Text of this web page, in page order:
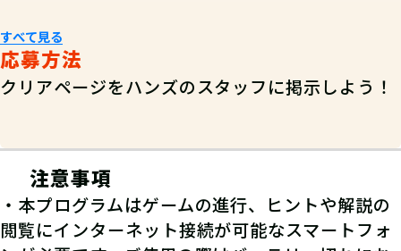
て良かったです。
てごたえ 3ストーリー
のとたっこ
冒険者
RANK：A / Lv.89
5 2026-05-17
チャレンジパラメーター
閃+2 体+2 知 +2
発見報告
すべて見る
応募方法
クリアページをハンズのスタッフに掲示しよう！
注意事項
・本プログラムはゲームの進行、ヒントや解説の
閲覧にインターネット接続が可能なスマートフォ